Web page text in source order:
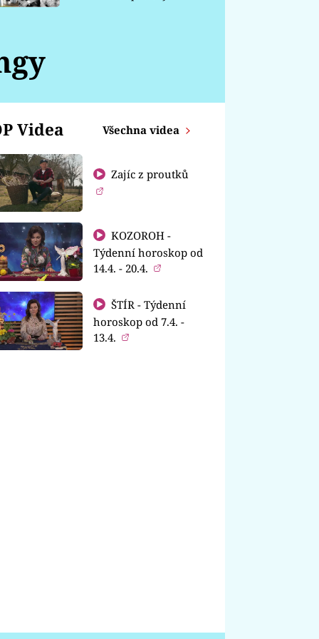
Videa Všechna videa
Zajíc z proutků
KOZOROH -
Týdenní horoskop od
14.4. - 20.4.
ŠTÍR - Týdenní
horoskop od 7.4. -
13.4.